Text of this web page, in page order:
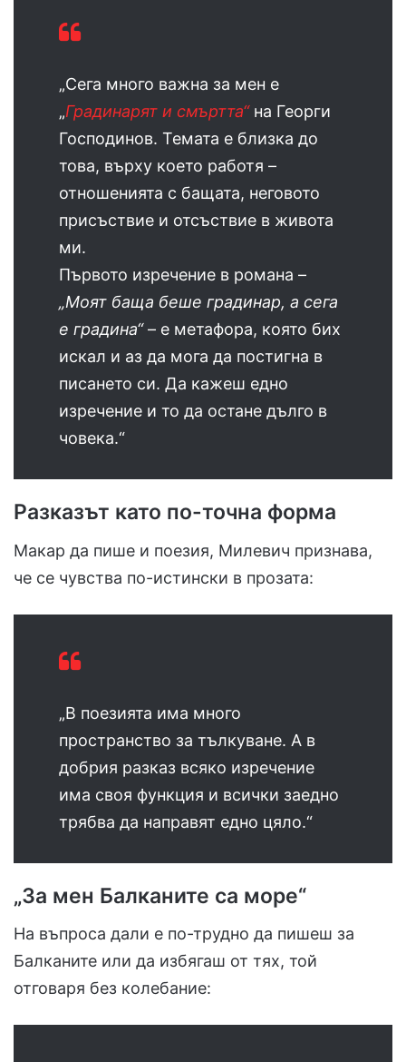
„Сега много важна за мен е
„Градинарят и смъртта“ на Георги
Господинов. Темата е близка до
това, върху което работя –
отношенията с бащата, неговото
присъствие и отсъствие в живота
ми.
Първото изречение в романа –
„Моят баща беше градинар, а сега
е градина“– е метафора, която бих
искал и аз да мога да постигна в
писането си. Да кажеш едно
изречение и то да остане дълго в
човека.“
Разказът като по-точна форма
Макар да пише и поезия, Милевич признава,
че се чувства по-истински в прозата:
„В поезията има много
пространство за тълкуване. А в
добрия разказ всяко изречение
има своя функция и всички заедно
трябва да направят едно цяло.“
„За мен Балканите са море“
На въпроса дали е по-трудно да пишеш за
Балканите или да избягаш от тях, той
отговаря без колебание: